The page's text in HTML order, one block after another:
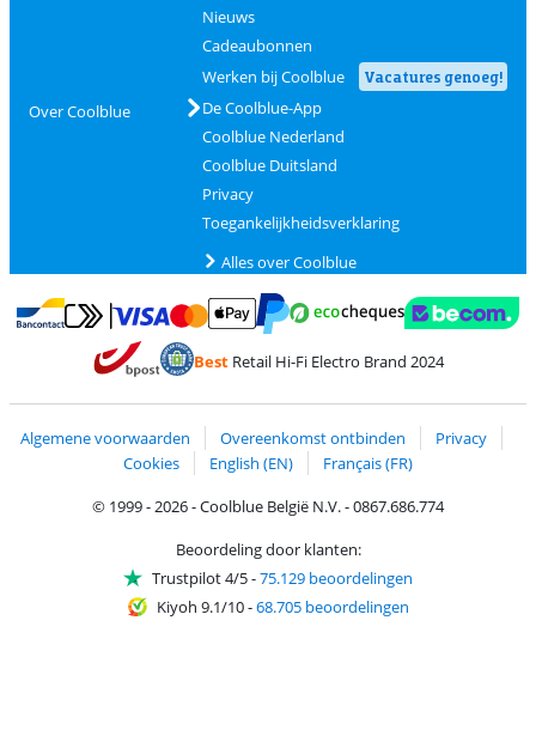
Over Coolblue
Nieuws
Cadeaubonnen
Werken bij Coolblue
Vacatures genoeg!
De Coolblue-App
Coolblue Nederland
Coolblue Duitsland
Privacy
Toegankelijkheidsverklaring
Alles over Coolblue
Betalen met Bancontact
Betalen met MasterCard en Visa via ClickToPay
Betalen met PayPal
BestRetail Hi-Fi Electro Brand 2024
Algemene voorwaarden Overeenkomst ontbinden
Privacy
Cookies
English (EN)
Français (FR)
© 1999 - 2026 - Coolblue België N.V. - 0867.686.774
Beoordeling door klanten:
Trustpilot 4/5-75.129 beoordelingen
Kiyoh 9.1/10-68.705 beoordelingen